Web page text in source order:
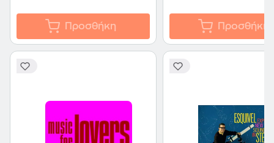
Προσθήκη Προσθήκη